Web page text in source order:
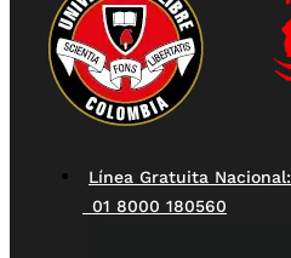
Línea Gratuita Nacional:
01 8000 180560